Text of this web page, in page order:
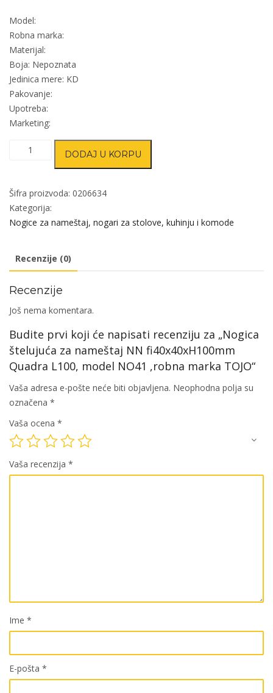
Model:
Robna marka:
Materijal:
Boja: Nepoznata
Jedinica mere: KD
Pakovanje:
Upotreba:
Marketing:
Nogica
nameštaj
NN
fi40x40xH100mm
model
,robna
marka
količina
DODAJ U KORPU
Šifra proizvoda: 0206634
Kategorija:
Nogice za nameštaj, nogari za stolove, kuhinju i komode
Recenzije (0)
Recenzije
Još nema komentara.
Budite prvi koji će napisati recenziju za „Nogica
štelujuća za nameštaj NN fi40x40xH100mm
Quadra L100, model NO41 ,robna marka TOJO“
Vaša adresa e-pošte neće biti objavljena. Neophodna polja su
označena *
Vaša ocena *
Vaša recenzija *
Ime *
E-pošta *